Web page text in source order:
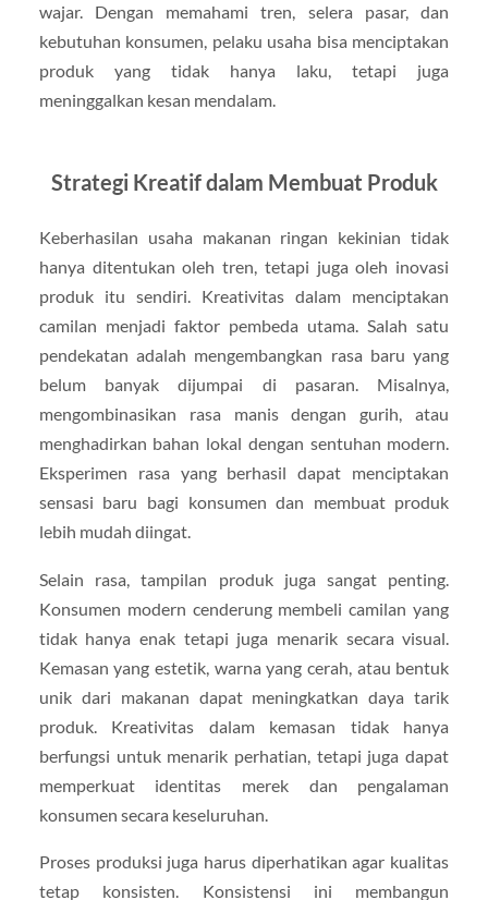
wajar. Dengan memahami tren, selera pasar, dan
kebutuhan konsumen, pelaku usaha bisa menciptakan
produk yang tidak hanya laku, tetapi juga
meninggalkan kesan mendalam.
Strategi Kreatif dalam Membuat Produk
Keberhasilan usaha makanan ringan kekinian tidak
hanya ditentukan oleh tren, tetapi juga oleh inovasi
produk itu sendiri. Kreativitas dalam menciptakan
camilan menjadi faktor pembeda utama. Salah satu
pendekatan adalah mengembangkan rasa baru yang
belum banyak dijumpai di pasaran. Misalnya,
mengombinasikan rasa manis dengan gurih, atau
menghadirkan bahan lokal dengan sentuhan modern.
Eksperimen rasa yang berhasil dapat menciptakan
sensasi baru bagi konsumen dan membuat produk
lebih mudah diingat.
Selain rasa, tampilan produk juga sangat penting.
Konsumen modern cenderung membeli camilan yang
tidak hanya enak tetapi juga menarik secara visual.
Kemasan yang estetik, warna yang cerah, atau bentuk
unik dari makanan dapat meningkatkan daya tarik
produk. Kreativitas dalam kemasan tidak hanya
berfungsi untuk menarik perhatian, tetapi juga dapat
memperkuat identitas merek dan pengalaman
konsumen secara keseluruhan.
Proses produksi juga harus diperhatikan agar kualitas
tetap konsisten. Konsistensi ini membangun